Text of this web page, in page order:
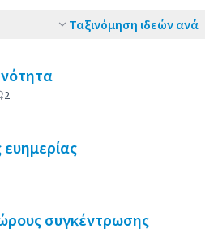
Ταξινόμηση ιδεών ανά
2
συγκέντρωσης